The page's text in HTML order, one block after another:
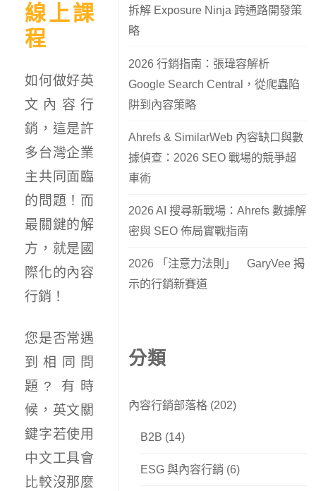
線上課
程
如何做好英
文內容行
銷，這是許
多台灣企業
主共同面臨
的問題！而
最關鍵的解
方，就是國
際化的內容
行銷！
您是否常遇
到相同問
題? 有時
候，英文關
鍵字若使用
中文工具會
比較沒那麼
拆解 Exposure Ninja 跨通路開發策
略
2026 行銷指南：張瑋容解析
Google Search Central，從爬蟲陷
阱到內容策略
Ahrefs & SimilarWeb 內容缺口與數
據偵查：2026 SEO 戰場的競爭超
車術
2026 AI 搜尋新戰場：Ahrefs 數據解
密與 SEO 佈局實戰指南
2026 「注意力法則」 GaryVee 揭
示的行銷新賽道
分類
內容行銷部落格 (202)
B2B (14)
ESG 與內容行銷 (6)